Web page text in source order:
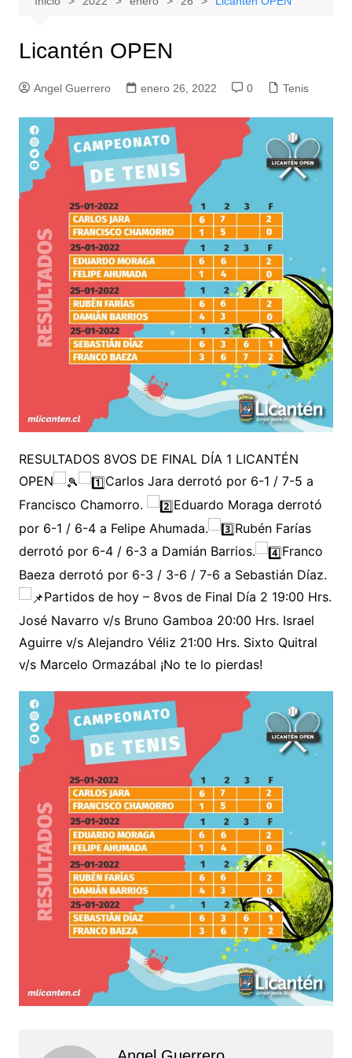
Licantén OPEN
Angel Guerrero enero 26, 2022 0 Tenis
RESULTADOS 8VOS DE FINAL DÍA 1 LICANTÉN
OPEN
Carlos Jara derrotó por 6-1 / 7-5 a
Francisco Chamorro.
Eduardo Moraga derrotó
por 6-1 / 6-4 a Felipe Ahumada.
Rubén Farías
derrotó por 6-4 / 6-3 a Damián Barrios.
Franco
Baeza derrotó por 6-3 / 3-6 / 7-6 a Sebastián Díaz.
Partidos de hoy – 8vos de Final Día 2 19:00 Hrs.
José Navarro v/s Bruno Gamboa 20:00 Hrs. Israel
Aguirre v/s Alejandro Véliz 21:00 Hrs. Sixto Quitral
v/s Marcelo Ormazábal ¡No te lo pierdas!